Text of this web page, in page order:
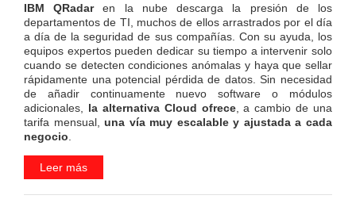
IBM QRadaren la nube descarga la presión de los
departamentos de TI, muchos de ellos arrastrados por el día
a día de la seguridad de sus compañías. Con su ayuda, los
equipos expertos pueden dedicar su tiempo a intervenir solo
cuando se detecten condiciones anómalas y haya que sellar
rápidamente una potencial pérdida de datos. Sin necesidad
de añadir continuamente nuevo software o módulos
adicionales, la alternativa Cloud ofrece, a cambio de una
tarifa mensual,una vía muy escalable y ajustada a cada
negocio
Leer más